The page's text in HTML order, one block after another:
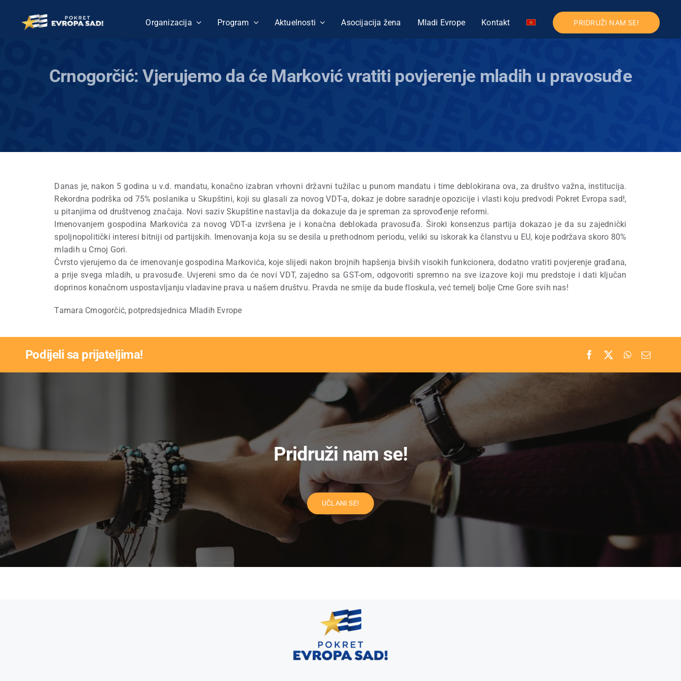
content
Organizacija Program Aktuelnosti Asocijacija žena Mladi Evrope Kontakt PRIDRUŽI NAM SE!
Crnogorčić: Vjerujemo da će Marković vratiti povjerenje mladih u pravosuđe
Danas je, nakon 5 godina u v.d. mandatu, konačno izabran vrhovni državni tužilac u punom mandatu i time deblokirana ova, za društvo važna, institucija.
Rekordna podrška od 75% poslanika u Skupštini, koji su glasali za novog VDT-a, dokaz je dobre saradnje opozicije i vlasti koju predvodi Pokret Evropa sad!,
u pitanjima od društvenog značaja. Novi saziv Skupštine nastavlja da dokazuje da je spreman za sprovođenje reformi.
Imenovanjem gospodina Markovića za novog VDT-a izvršena je i konačna deblokada pravosuđa. Široki konsenzus partija dokazao je da su zajednički
spoljnopolitički interesi bitniji od partijskih. Imenovanja koja su se desila u prethodnom periodu, veliki su iskorak ka članstvu u EU, koje podržava skoro 80%
mladih u Crnoj Gori.
Čvrsto vjerujemo da će imenovanje gospodina Markovića, koje slijedi nakon brojnih hapšenja bivših visokih funkcionera, dodatno vratiti povjerenje građana,
a prije svega mladih, u pravosuđe. Uvjereni smo da će novi VDT, zajedno sa GST-om, odgovoriti spremno na sve izazove koji mu predstoje i dati ključan
doprinos konačnom uspostavljanju vladavine prava u našem društvu. Pravda ne smije da bude floskula, već temelj bolje Crne Gore svih nas!
Tamara Crnogorčić, potpredsjednica Mladih Evrope
Podijeli sa prijateljima!
Pridruži nam se!
UČLANI SE!